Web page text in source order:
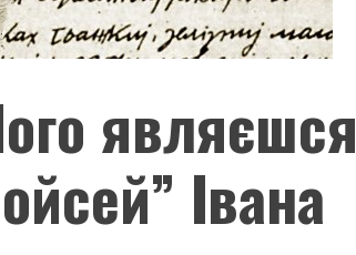
являєшся
Івана